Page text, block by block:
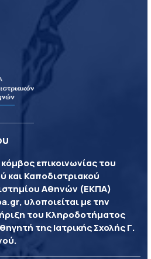
επικοινωνίας του
και Καποδιστριακού
Αθηνών (ΕΚΠΑ)
υλοποιείται με την
του Κληροδοτήματος
της Ιατρικής Σχολής Γ.